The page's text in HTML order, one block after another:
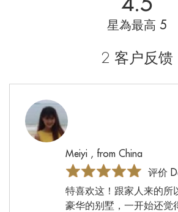
星為最高 5
2 客户反馈
Meiyi , from China
评价
特喜欢这！跟家人来的所
豪华的别墅，一开始还觉